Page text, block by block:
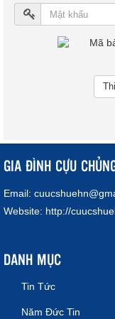
GIA ĐÌNH CỰU
Email:
Website: http://
DANH MỤC
Tin Tức
Năm Đức Tin